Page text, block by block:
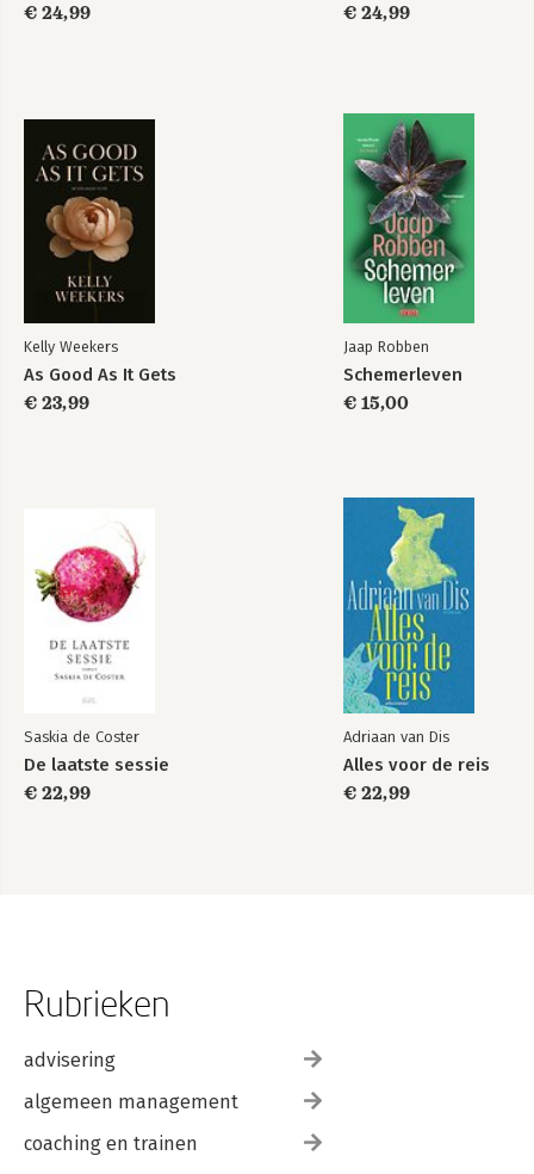
€ 24,99 € 24,99
Kelly Weekers
As Good As It Gets
€ 23,99
Jaap Robben
Schemerleven
€ 15,00
Saskia de Coster
De laatste sessie
€ 22,99
Adriaan van Dis
Alles voor de reis
€ 22,99
Rubrieken
advisering
algemeen management
coaching en trainen